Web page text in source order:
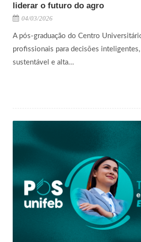
liderar o futuro do agro
04/03/2026
A pós-graduação do Centro
profissionais para decisões
sustentável e alta...